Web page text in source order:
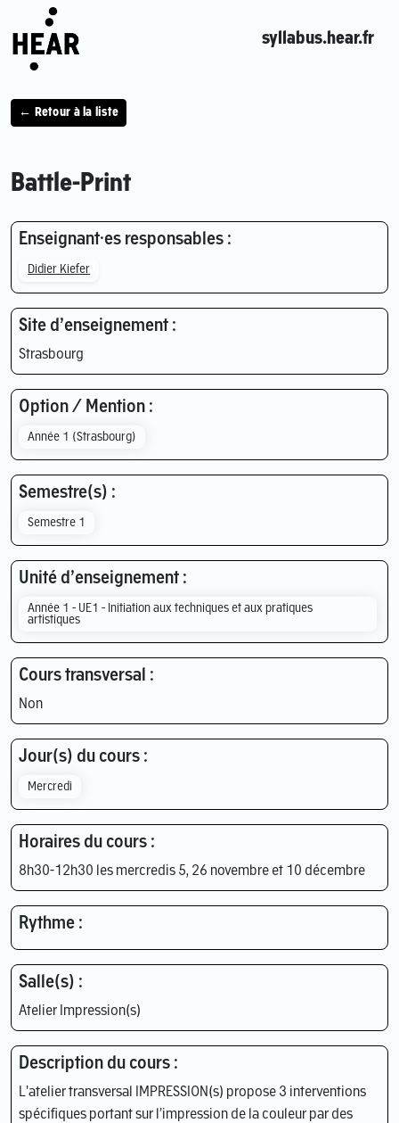
syllabus.hear.fr
← Retour à la liste
Battle-Print
Enseignant·es responsables :
Didier Kiefer
Site d’enseignement :
Strasbourg
Option / Mention :
Année 1 (Strasbourg)
Semestre(s) :
Semestre 1
Unité d’enseignement :
Année 1 - UE1 - Initiation aux techniques et aux pratiques
artistiques
Cours transversal :
Non
Jour(s) du cours :
Mercredi
Horaires du cours :
8h30-12h30 les mercredis 5, 26 novembre et 10 décembre
Rythme :
Salle(s) :
Atelier Impression(s)
Description du cours :
L'atelier transversal IMPRESSION(s) propose 3 interventions
spécifiques portant sur l’impression de la couleur par des